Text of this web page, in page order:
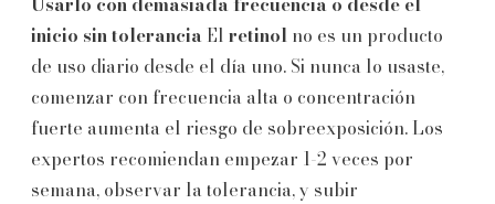
inicio sin tolerancia El retinol no es un producto
de uso diario desde el día uno. Si nunca lo usaste,
comenzar con frecuencia alta o concentración
fuerte aumenta el riesgo de sobreexposición. Los
expertos recomiendan empezar 1-2 veces por
semana, observar la tolerancia, y subir